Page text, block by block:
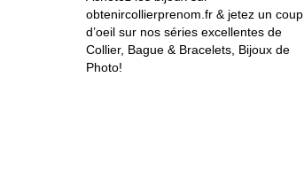
obtenircollierprenom.fr & jetez un coup
d’oeil sur nos séries excellentes de
Collier, Bague & Bracelets, Bijoux de
Photo!